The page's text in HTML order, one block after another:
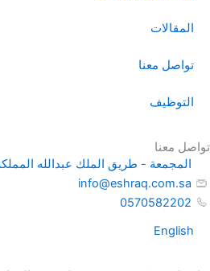
المقالات
تواصل معنا
التوظيف
تواصل معنا
المجمعة - طريق الملك عبدالله المملكة
info@eshraq.com.sa
0570582202
English